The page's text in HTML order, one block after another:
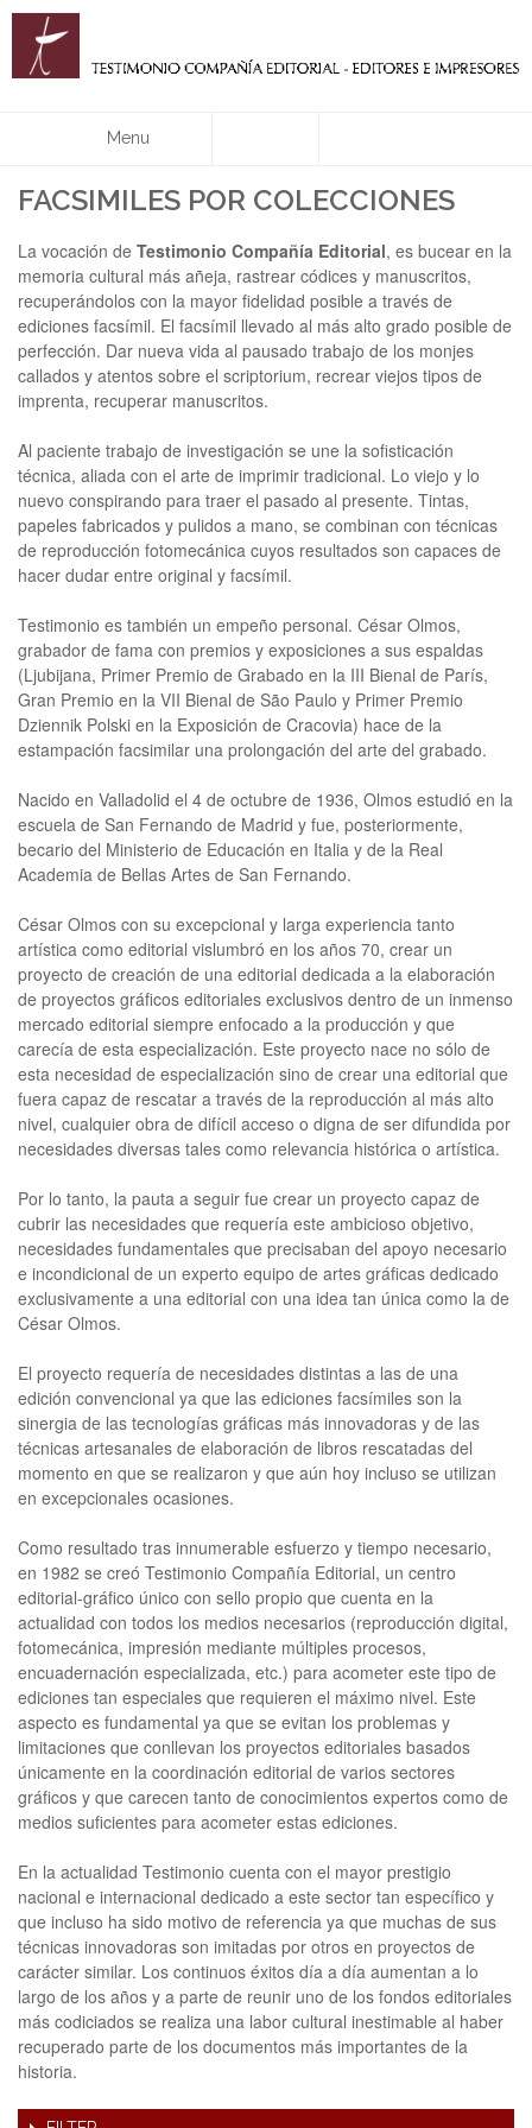
Menu
FACSIMILES POR COLECCIONES
La vocación de Testimonio Compañía Editorial, es bucear en la
memoria cultural más añeja, rastrear códices y manuscritos,
recuperándolos con la mayor fidelidad posible a través de
ediciones facsímil. El facsímil llevado al más alto grado posible de
perfección. Dar nueva vida al pausado trabajo de los monjes
callados y atentos sobre el scriptorium, recrear viejos tipos de
imprenta, recuperar manuscritos.
Al paciente trabajo de investigación se une la sofisticación
técnica, aliada con el arte de imprimir tradicional. Lo viejo y lo
nuevo conspirando para traer el pasado al presente. Tintas,
papeles fabricados y pulidos a mano, se combinan con técnicas
de reproducción fotomecánica cuyos resultados son capaces de
hacer dudar entre original y facsímil.
Testimonio es también un empeño personal. César Olmos,
grabador de fama con premios y exposiciones a sus espaldas
(Ljubijana, Primer Premio de Grabado en la III Bienal de París,
Gran Premio en la VII Bienal de São Paulo y Primer Premio
Dziennik Polski en la Exposición de Cracovia) hace de la
estampación facsimilar una prolongación del arte del grabado.
Nacido en Valladolid el 4 de octubre de 1936, Olmos estudió en la
escuela de San Fernando de Madrid y fue, posteriormente,
becario del Ministerio de Educación en Italia y de la Real
Academia de Bellas Artes de San Fernando.
César Olmos con su excepcional y larga experiencia tanto
artística como editorial vislumbró en los años 70, crear un
proyecto de creación de una editorial dedicada a la elaboración
de proyectos gráficos editoriales exclusivos dentro de un inmenso
mercado editorial siempre enfocado a la producción y que
carecía de esta especialización. Este proyecto nace no sólo de
esta necesidad de especialización sino de crear una editorial que
fuera capaz de rescatar a través de la reproducción al más alto
nivel, cualquier obra de difícil acceso o digna de ser difundida por
necesidades diversas tales como relevancia histórica o artística.
Por lo tanto, la pauta a seguir fue crear un proyecto capaz de
cubrir las necesidades que requería este ambicioso objetivo,
necesidades fundamentales que precisaban del apoyo necesario
e incondicional de un experto equipo de artes gráficas dedicado
exclusivamente a una editorial con una idea tan única como la de
César Olmos.
El proyecto requería de necesidades distintas a las de una
edición convencional ya que las ediciones facsímiles son la
sinergia de las tecnologías gráficas más innovadoras y de las
técnicas artesanales de elaboración de libros rescatadas del
momento en que se realizaron y que aún hoy incluso se utilizan
en excepcionales ocasiones.
Como resultado tras innumerable esfuerzo y tiempo necesario,
en 1982 se creó Testimonio Compañía Editorial, un centro
editorial-gráfico único con sello propio que cuenta en la
actualidad con todos los medios necesarios (reproducción digital,
fotomecánica, impresión mediante múltiples procesos,
encuadernación especializada, etc.) para acometer este tipo de
ediciones tan especiales que requieren el máximo nivel. Este
aspecto es fundamental ya que se evitan los problemas y
limitaciones que conllevan los proyectos editoriales basados
únicamente en la coordinación editorial de varios sectores
gráficos y que carecen tanto de conocimientos expertos como de
medios suficientes para acometer estas ediciones.
En la actualidad Testimonio cuenta con el mayor prestigio
nacional e internacional dedicado a este sector tan específico y
que incluso ha sido motivo de referencia ya que muchas de sus
técnicas innovadoras son imitadas por otros en proyectos de
carácter similar. Los continuos éxitos día a día aumentan a lo
largo de los años y a parte de reunir uno de los fondos editoriales
más codiciados se realiza una labor cultural inestimable al haber
recuperado parte de los documentos más importantes de la
historia.